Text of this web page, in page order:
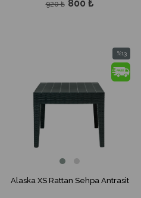
800 ₺
920 ₺
Alaska XS Rattan Sehpa Antrasit
%13
İndirim
%13İndirim